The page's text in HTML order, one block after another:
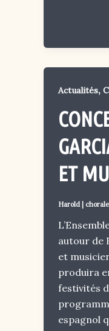
Actualités,
ET
Harold | chorale
autour de
et
produira
festivités
espagnol